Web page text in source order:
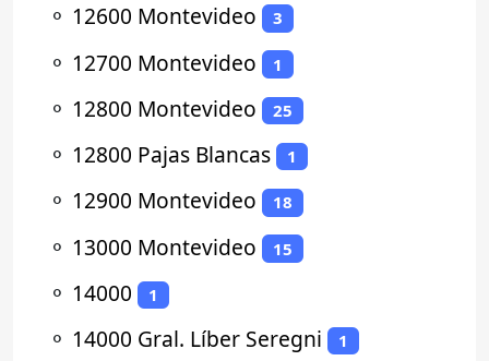
⚬ 12600 Montevideo 3
⚬ 12700 Montevideo 1
⚬ 12800 Montevideo 25
⚬ 12800 Pajas Blancas 1
⚬ 12900 Montevideo 18
⚬ 13000 Montevideo 15
⚬ 14000 1
⚬ 14000 Gral. Líber Seregni 1